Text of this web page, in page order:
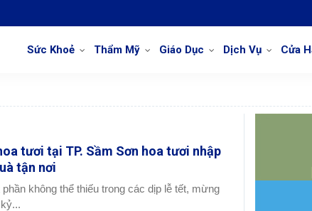
Sức Khoẻ Thẩm Mỹ Giáo Dục Dịch Vụ Cửa
tươi tại TP. Sầm Sơn hoa tươi nhập
tận nơi
không thể thiếu trong các dịp lễ tết, mừng